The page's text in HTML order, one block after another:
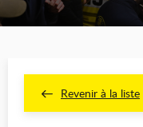
Revenir à la liste